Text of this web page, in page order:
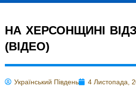
НА ХЕРСОНЩИНІ
(ВІДЕО)
Український Південь 4 Листопада,